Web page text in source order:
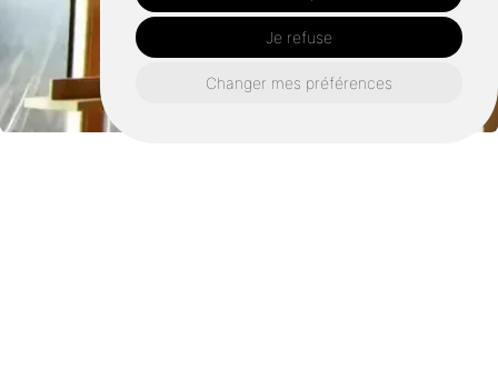
Je refuse
Changer mes préférences